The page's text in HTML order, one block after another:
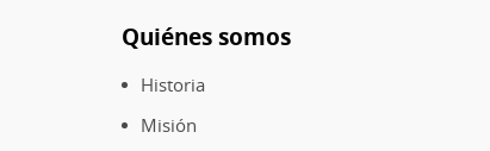
Quiénes somos
Historia
Misión